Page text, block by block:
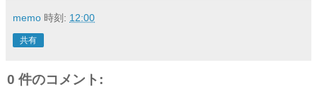
memo 時刻: 12:00
共有
0 件のコメント: